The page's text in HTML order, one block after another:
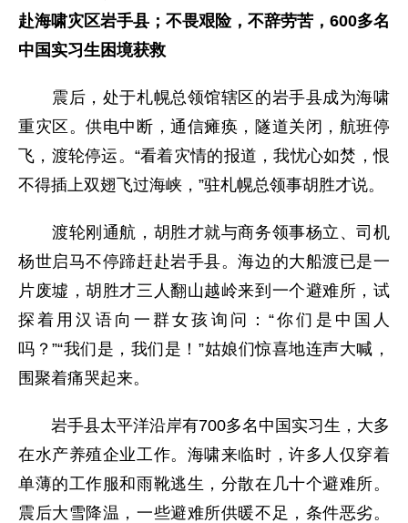
赴海啸灾区岩手县；不畏艰险，不辞劳苦，600多名
中国实习生困境获救
震后，处于札幌总领馆辖区的岩手县成为海啸
重灾区。供电中断，通信瘫痪，隧道关闭，航班停
飞，渡轮停运。“看着灾情的报道，我忧心如焚，恨
不得插上双翅飞过海峡，”驻札幌总领事胡胜才说。
渡轮刚通航，胡胜才就与商务领事杨立、司机
杨世启马不停蹄赶赴岩手县。海边的大船渡已是一
片废墟，胡胜才三人翻山越岭来到一个避难所，试
探着用汉语向一群女孩询问：“你们是中国人
吗？”“我们是，我们是！”姑娘们惊喜地连声大喊，
围聚着痛哭起来。
岩手县太平洋沿岸有700多名中国实习生，大多
在水产养殖企业工作。海啸来临时，许多人仅穿着
单薄的工作服和雨靴逃生，分散在几十个避难所。
震后大雪降温，一些避难所供暖不足，条件恶劣。